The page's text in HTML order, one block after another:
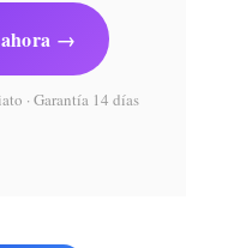
ahora →
· Garantía 14 días